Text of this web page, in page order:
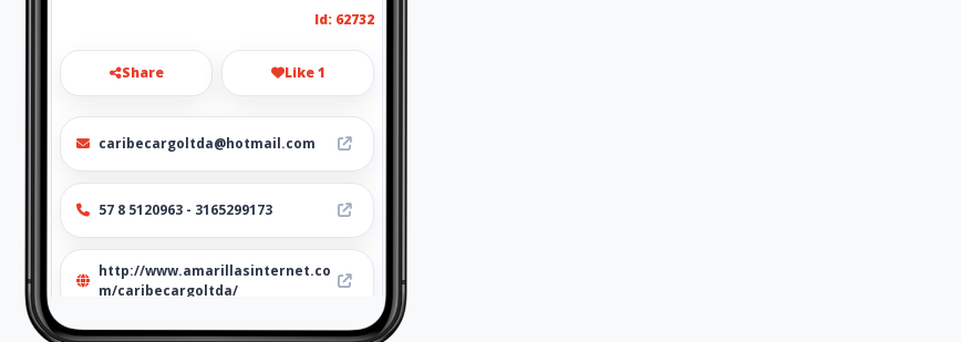
Id: 62732
Share Like 1
caribecargoltda@hotmail.com
57 8 5120963 - 3165299173
http://www.amarillasinternet.co
m/caribecargoltda/